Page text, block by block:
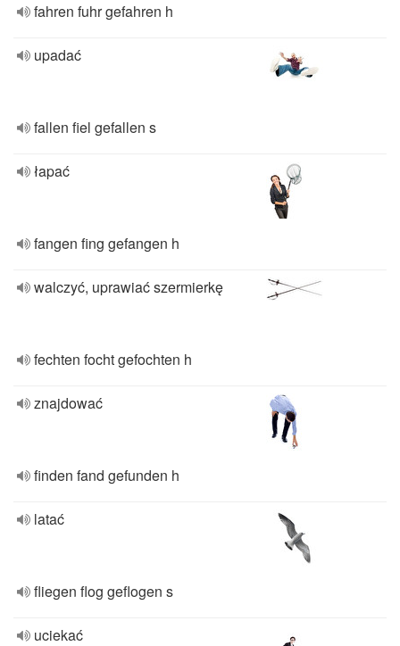
fahren fuhr gefahren h
upadać
fallen fiel gefallen s
łapać
fangen fing gefangen h
walczyć, uprawiać szermierkę
fechten focht gefochten h
znajdować
finden fand gefunden h
latać
fliegen flog geflogen s
uciekać